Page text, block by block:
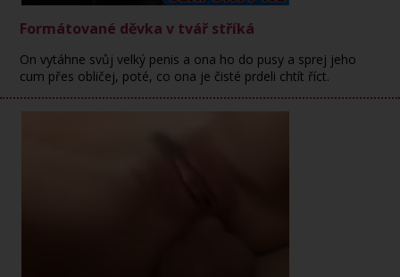
Formátované děvka v tvář stříká
On vytáhne svůj velký penis a ona ho do pusy a sprej jeho
cum přes obličej, poté, co ona je čisté prdeli chtít říct.